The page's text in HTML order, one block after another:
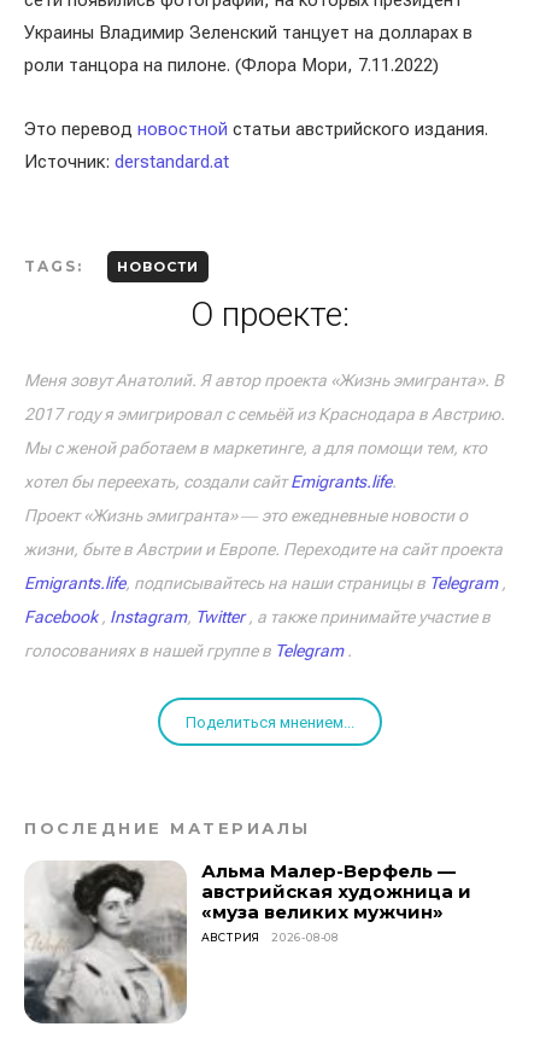
Украины Владимир Зеленский танцует на долларах в
роли танцора на пилоне. (Флора Мори, 7.11.2022)
Это перевод новостной статьи австрийского издания.
Источник: derstandard.at
TAGS: НОВОСТИ
О проекте:
Меня зовут Анатолий. Я автор проекта «Жизнь эмигранта». В
2017 году я эмигрировал с семьёй из Краснодара в Австрию.
Мы с женой работаем в маркетинге, а для помощи тем, кто
хотел бы переехать, создали сайтEmigrants.life.
Проект «Жизнь эмигранта» ― это ежедневные новости о
жизни, быте в Австрии и Европе. Переходите на сайт проекта
Emigrants.life, подписывайтесь на наши страницы в Telegram,
Facebook, Instagram, Twitter, а также принимайте участие в
голосованиях в нашей группе в Telegram.
Поделиться мнением...
ПОСЛЕДНИЕ МАТЕРИАЛЫ
Альма Малер-Верфель —
австрийская художница и
«муза великих мужчин»
АВСТРИЯ 2026-08-08